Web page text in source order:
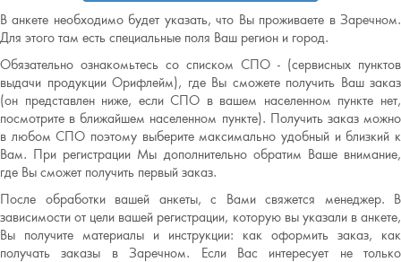
В анкете необходимо будет указать, что Вы проживаете в Заречном.
Для этого там есть специальные поля Ваш регион и город.
Обязательно ознакомьтесь со списком СПО - (сервисных пунктов
выдачи продукции Орифлейм), где Вы сможете получить Ваш заказ
(он представлен ниже, если СПО в вашем населенном пункте нет,
посмотрите в ближайшем населенном пункте). Получить заказ можно
в любом СПО поэтому выберите максимально удобный и близкий к
Вам. При регистрации Мы дополнительно обратим Ваше внимание,
где Вы сможет получить первый заказ.
После обработки вашей анкеты, с Вами свяжется менеджер. В
зависимости от цели вашей регистрации, которую вы указали в анкете,
Вы получите материалы и инструкции: как оформить заказ, как
получать заказы в Заречном. Если Вас интересует не только